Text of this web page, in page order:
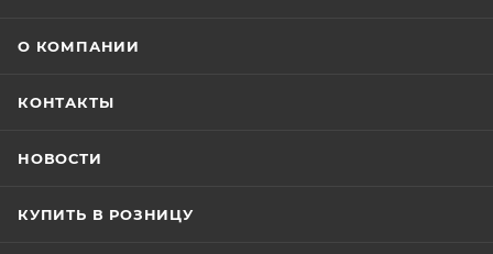
О КОМПАНИИ
КОНТАКТЫ
НОВОСТИ
КУПИТЬ В РОЗНИЦУ